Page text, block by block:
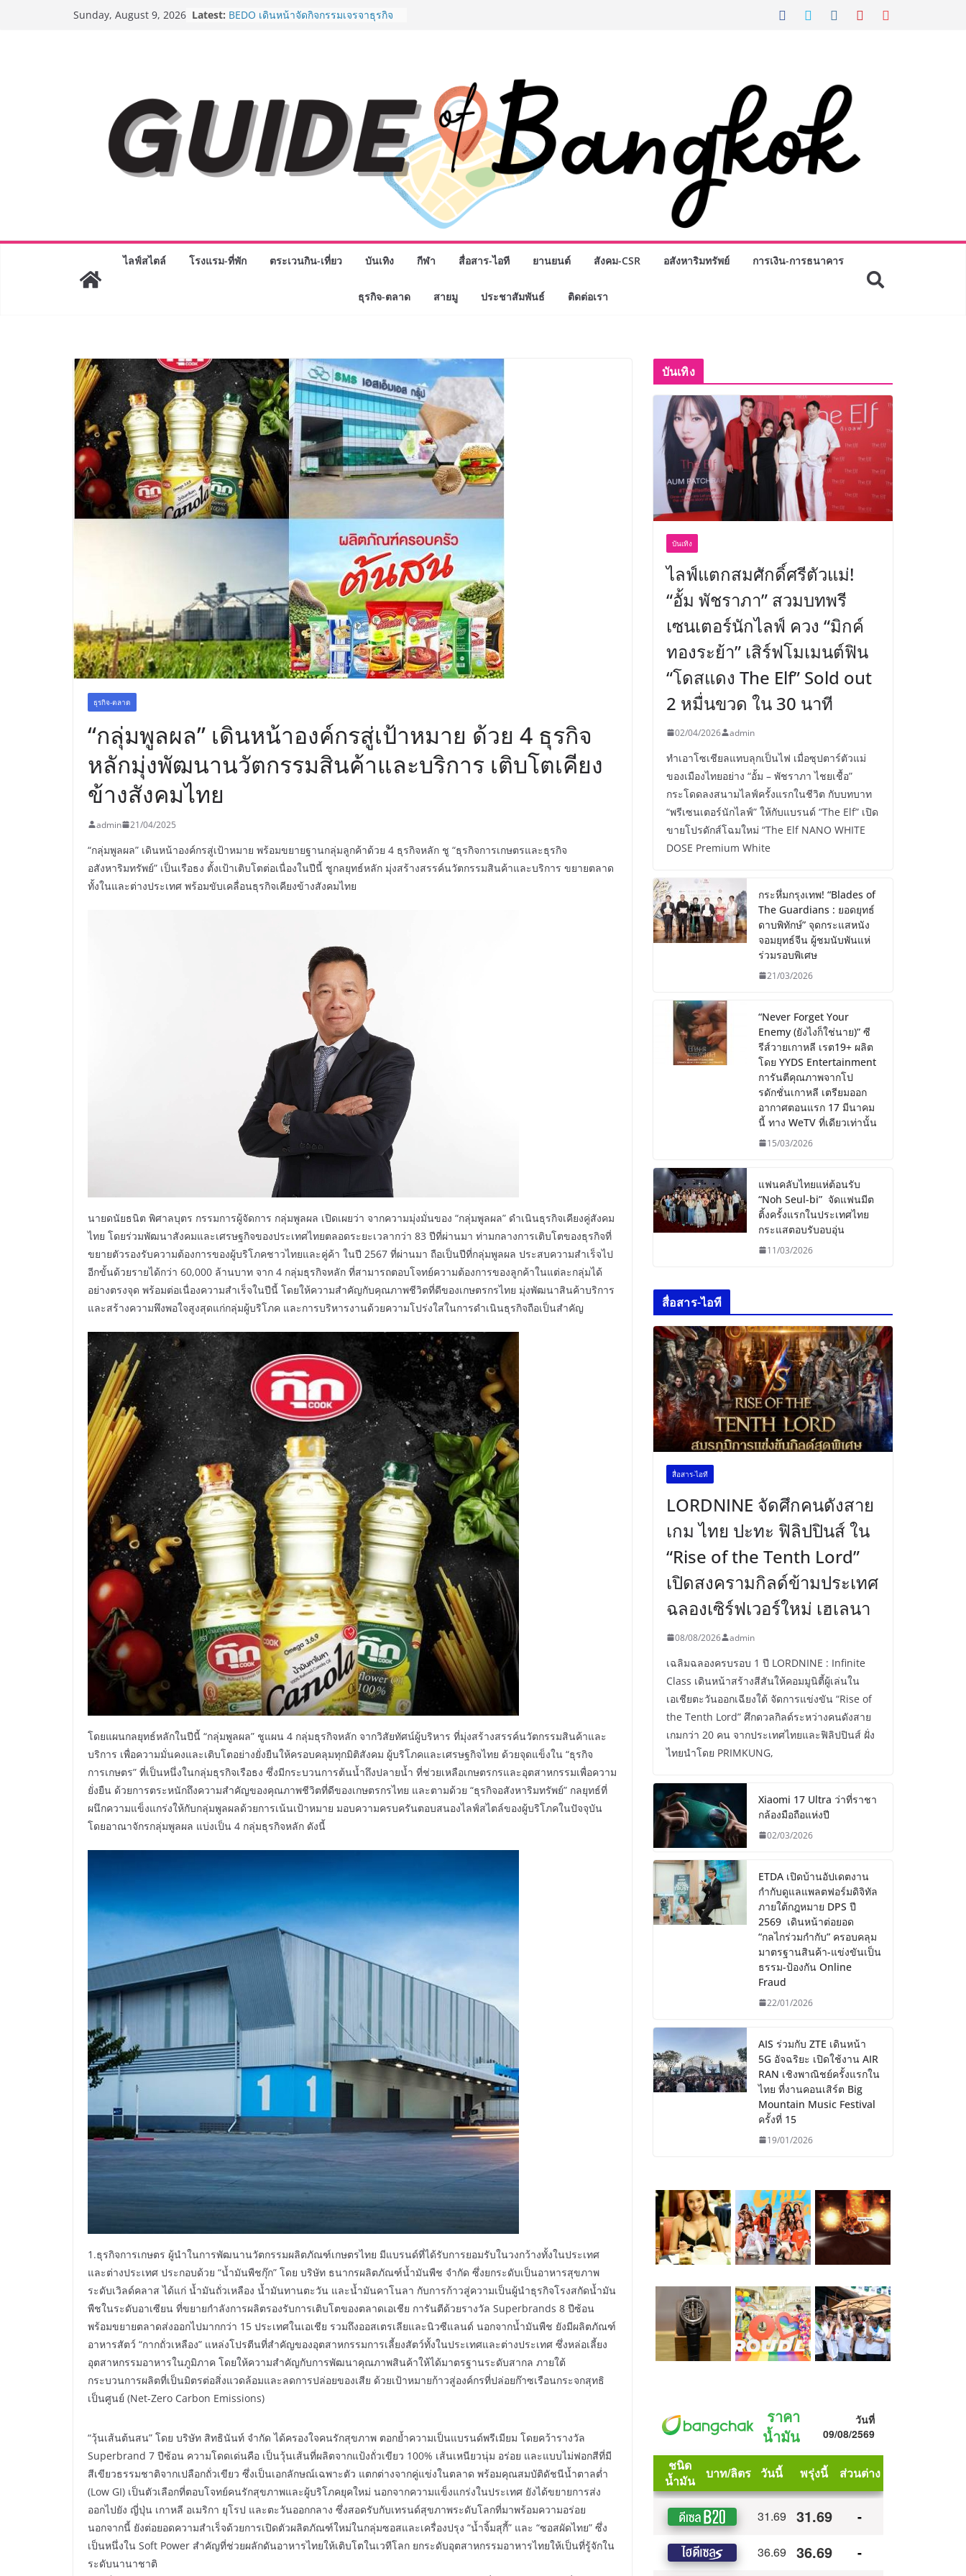
Sunday, August 9, 2026 Latest: AirAsia X SEE FAH พันธมิตรทางธุรกิจ
ระดับผลิตภัณฑ์ท้องถิ่นสู่ตลาดเชิง
พาณิชย์อย่างยั่งยืน
LORDNINE จัดศึกคนดังสายเกม ไทย
ปะทะ ฟิลิปปินส์ ใน “Rise of the Tenth
Lord” เปิดสงครามกิลด์ข้ามประเทศ
ฉลองเซิร์ฟเวอร์ใหม่ เฮเลนา
Guangzhou Yinghao School เผยวิสัย
เขาให้พร้อมเป็นผู้กำหนดอนาคต”
8.8 “ซูเลียน” รวมพลังนักธุรกิจทั่ว
พร้อมฟรีคอนเสิร์ต “โชค รถแห่” ยกวง
ไลฟ์สไตล์ โรงแรม-ที่พัก ตระเวนกิน-เที่ยว บันเทิง กีฬา สื่อสาร-ไอที ยานยนต์ สังคม-CSR อสังหาริมทรัพย์ การเงิน-การธนาคาร
ธุรกิจ-ตลาด สายมู ประชาสัมพันธ์ ติดต่อเรา
ธุรกิจ-ตลาด
“กลุ่มพูลผล” เดินหน้าองค์กรสู่เป้าหมาย ด้วย 4 ธุรกิจ
หลักมุ่งพัฒนานวัตกรรมสินค้าและบริการ เติบโตเคียง
ข้างสังคมไทย
admin 21/04/2025
“กลุ่มพูลผล” เดินหน้าองค์กรสู่เป้าหมาย พร้อมขยายฐานกลุ่มลูกค้าด้วย 4 ธุรกิจหลัก ชู “ธุรกิจการเกษตรและธุรกิจ
อสังหาริมทรัพย์” เป็นเรือธง ตั้งเป้าเติบโตต่อเนื่องในปีนี้ ชูกลยุทธ์หลัก มุ่งสร้างสรรค์นวัตกรรมสินค้าและบริการ ขยายตลาด
ทั้งในและต่างประเทศ พร้อมขับเคลื่อนธุรกิจเคียงข้างสังคมไทย
นายดนัยธนิต พิศาลบุตร กรรมการผู้จัดการ กลุ่มพูลผล เปิดเผยว่า จากความมุ่งมั่นของ “กลุ่มพูลผล” ดำเนินธุรกิจเคียงคู่สังคม
ไทย โดยร่วมพัฒนาสังคมและเศรษฐกิจของประเทศไทยตลอดระยะเวลากว่า 83 ปีที่ผ่านมา ท่ามกลางการเติบโตของธุรกิจที่
ขยายตัวรองรับความต้องการของผู้บริโภคชาวไทยและคู่ค้า ในปี 2567 ที่ผ่านมา ถือเป็นปีที่กลุ่มพูลผล ประสบความสำเร็จไป
อีกขั้นด้วยรายได้กว่า 60,000 ล้านบาท จาก 4 กลุ่มธุรกิจหลัก ที่สามารถตอบโจทย์ความต้องการของลูกค้าในแต่ละกลุ่มได้
อย่างตรงจุด พร้อมต่อเนื่องความสำเร็จในปีนี้ โดยให้ความสำคัญกับคุณภาพชีวิตที่ดีของเกษตรกรไทย มุ่งพัฒนาสินค้าบริการ
และสร้างความพึงพอใจสูงสุดแก่กลุ่มผู้บริโภค และการบริหารงานด้วยความโปร่งใสในการดำเนินธุรกิจถือเป็นสำคัญ
โดยแผนกลยุทธ์หลักในปีนี้ “กลุ่มพูลผล” ชูแผน 4 กลุ่มธุรกิจหลัก จากวิสัยทัศน์ผู้บริหาร ที่มุ่งสร้างสรรค์นวัตกรรมสินค้าและ
บริการ เพื่อความมั่นคงและเติบโตอย่างยั่งยืนให้ครอบคลุมทุกมิติสังคม ผู้บริโภคและเศรษฐกิจไทย ด้วยจุดแข็งใน “ธุรกิจ
การเกษตร” ที่เป็นหนึ่งในกลุ่มธุรกิจเรือธง ซึ่งมีกระบวนการต้นน้ำถึงปลายน้ำ ที่ช่วยเหลือเกษตรกรและอุตสาหกรรมเพื่อความ
ยั่งยืน ด้วยการตระหนักถึงความสำคัญของคุณภาพชีวิตที่ดีของเกษตรกรไทย และตามด้วย “ธุรกิจอสังหาริมทรัพย์” กลยุทธ์ที่
ผนึกความแข็งแกร่งให้กับกลุ่มพูลผลด้วยการเน้นเป้าหมาย มอบความครบครันตอบสนองไลฟ์สไตล์ของผู้บริโภคในปัจจุบัน
โดยอาณาจักรกลุ่มพูลผล แบ่งเป็น 4 กลุ่มธุรกิจหลัก ดังนี้
1.ธุรกิจการเกษตร ผู้นำในการพัฒนานวัตกรรมผลิตภัณฑ์เกษตรไทย มีแบรนด์ที่ได้รับการยอมรับในวงกว้างทั้งในประเทศ
และต่างประเทศ ประกอบด้วย “น้ำมันพืชกุ๊ก” โดย บริษัท ธนากรผลิตภัณฑ์น้ำมันพืช จำกัด ซึ่งยกระดับเป็นอาหารสุขภาพ
ระดับเวิลด์คลาส ได้แก่ น้ำมันถั่วเหลือง น้ำมันทานตะวัน และน้ำมันคาโนลา กับการก้าวสู่ความเป็นผู้นำธุรกิจโรงสกัดน้ำมัน
พืชในระดับอาเซียน ที่ขยายกำลังการผลิตรองรับการเติบโตของตลาดเอเชีย การันตีด้วยรางวัล Superbrands 8 ปีซ้อน
พร้อมขยายตลาดส่งออกไปมากกว่า 15 ประเทศในเอเชีย รวมถึงออสเตรเลียและนิวซีแลนด์ นอกจากน้ำมันพืช ยังมีผลิตภัณฑ์
อาหารสัตว์ “กากถั่วเหลือง” แหล่งโปรตีนที่สำคัญของอุตสาหกรรมการเลี้ยงสัตว์ทั้งในประเทศและต่างประเทศ ซึ่งหล่อเลี้ยง
อุตสาหกรรมอาหารในภูมิภาค โดยให้ความสำคัญกับการพัฒนาคุณภาพสินค้าให้ได้มาตรฐานระดับสากล ภายใต้
กระบวนการผลิตที่เป็นมิตรต่อสิ่งแวดล้อมและลดการปล่อยของเสีย ด้วยเป้าหมายก้าวสู่องค์กรที่ปล่อยก๊าซเรือนกระจกสุทธิ
เป็นศูนย์ (Net-Zero Carbon Emissions)
“วุ้นเส้นต้นสน” โดย บริษัท สิทธินันท์ จำกัด ได้ครองใจคนรักสุขภาพ ตอกย้ำความเป็นแบรนด์พรีเมียม โดยคว้ารางวัล
Superbrand 7 ปีซ้อน ความโดดเด่นคือ เป็นวุ้นเส้นที่ผลิตจากแป้งถั่วเขียว 100% เส้นเหนียวนุ่ม อร่อย และแบบไม่ฟอกสีที่มี
สีเขียวธรรมชาติจากเปลือกถั่วเขียว ซึ่งเป็นเอกลักษณ์เฉพาะตัว แตกต่างจากคู่แข่งในตลาด พร้อมคุณสมบัติดัชนีน้ำตาลต่ำ
(Low GI) เป็นตัวเลือกที่ตอบโจทย์คนรักสุขภาพและผู้บริโภคยุคใหม่ นอกจากความแข็งแกร่งในประเทศ ยังได้ขยายการส่ง
ออกไปยัง ญี่ปุ่น เกาหลี อเมริกา ยุโรป และตะวันออกกลาง ซึ่งสอดรับกับเทรนด์สุขภาพระดับโลกที่มาพร้อมความอร่อย
นอกจากนี้ ยังต่อยอดความสำเร็จด้วยการเปิดตัวผลิตภัณฑ์ใหม่ในกลุ่มซอสและเครื่องปรุง “น้ำจิ้มสุกี้” และ “ซอสผัดไทย” ซึ่ง
เป็นหนึ่งใน Soft Power สำคัญที่ช่วยผลักดันอาหารไทยให้เติบโตในเวทีโลก ยกระดับอุตสาหกรรมอาหารไทยให้เป็นที่รู้จักใน
ระดับนานาชาติ
บันเทิง
บันเทิง
ไลฟ์แตกสมศักดิ์ศรีตัวแม่!
“อั้ม พัชราภา” สวมบทพรี
เซนเตอร์นักไลฟ์ ควง “มิกค์
ทองระย้า” เสิร์ฟโมเมนต์ฟิน
“โดสแดง The Elf” Sold out
2 หมื่นขวด ใน 30 นาที
02/04/2026 admin
ทำเอาโซเชียลแทบลุกเป็นไฟ เมื่อซุปตาร์ตัวแม่
ของเมืองไทยอย่าง “อั้ม – พัชราภา ไชยเชื้อ”
กระโดดลงสนามไลฟ์ครั้งแรกในชีวิต กับบทบาท
“พรีเซนเตอร์นักไลฟ์” ให้กับแบรนด์ “The Elf” เปิด
ขายโปรดักส์โฉมใหม่ “The Elf NANO WHITE
DOSE Premium White
กระหึ่มกรุงเทพ! “Blades of
The Guardians : ยอดยุทธ์
ดาบพิทักษ์” จุดกระแสหนัง
จอมยุทธ์จีน ผู้ชมนับพันแห่
ร่วมรอบพิเศษ
21/03/2026
“Never Forget Your
Enemy (ยังไงก็ใช่นาย)” ซี
รีส์วายเกาหลี เรต19+ ผลิต
โดย YYDS Entertainment
การันตีคุณภาพจากโป
รดักชั่นเกาหลี เตรียมออก
อากาศตอนแรก 17 มีนาคม
นี้ ทาง WeTV ที่เดียวเท่านั้น
15/03/2026
แฟนคลับไทยแห่ต้อนรับ
“Noh Seul-bi” จัดแฟนมีต
ติ้งครั้งแรกในประเทศไทย
กระแสตอบรับอบอุ่น
11/03/2026
สื่อสาร-ไอที
สื่อสาร-ไอที
LORDNINE จัดศึกคนดังสาย
เกม ไทย ปะทะ ฟิลิปปินส์ ใน
“Rise of the Tenth Lord”
เปิดสงครามกิลด์ข้ามประเทศ
ฉลองเซิร์ฟเวอร์ใหม่ เฮเลนา
08/08/2026 admin
เฉลิมฉลองครบรอบ 1 ปี LORDNINE : Infinite
Class เดินหน้าสร้างสีสันให้คอมมูนิตี้ผู้เล่นใน
เอเชียตะวันออกเฉียงใต้ จัดการแข่งขัน “Rise of
the Tenth Lord” ศึกดวลกิลด์ระหว่างคนดังสาย
เกมกว่า 20 คน จากประเทศไทยและฟิลิปปินส์ ฝั่ง
ไทยนำโดย PRIMKUNG,
Xiaomi 17 Ultra ว่าที่ราชา
กล้องมือถือแห่งปี
02/03/2026
ETDA เปิดบ้านอัปเดตงาน
กำกับดูแลแพลตฟอร์มดิจิทัล
ภายใต้กฎหมาย DPS ปี
2569 เดินหน้าต่อยอด
“กลไกร่วมกำกับ” ครอบคลุม
มาตรฐานสินค้า-แข่งขันเป็น
ธรรม-ป้องกัน Online
Fraud
22/01/2026
AIS ร่วมกับ ZTE เดินหน้า
5G อัจฉริยะ เปิดใช้งาน AIR
RAN เชิงพาณิชย์ครั้งแรกใน
ไทย ที่งานคอนเสิร์ต Big
Mountain Music Festival
ครั้งที่ 15
19/01/2026